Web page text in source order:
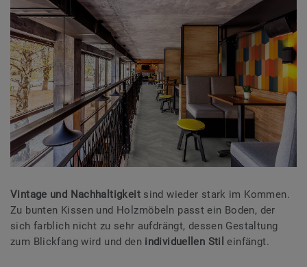
Vintage und Nachhaltigkeitsind wieder stark im Kommen.
Zu bunten Kissen und Holzmöbeln passt ein Boden, der
sich farblich nicht zu sehr aufdrängt, dessen Gestaltung
zum Blickfang wird und den individuellen Stil einfängt.